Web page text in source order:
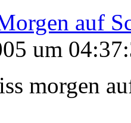
auf
um
morgen